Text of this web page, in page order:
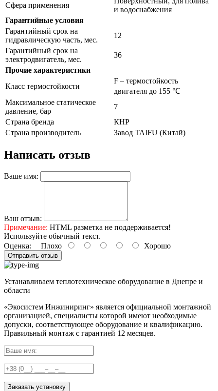
Сфера применения
и водоснабжения
Гарантийные условия
Гарантийный срок на
гидравлическую часть, мес.
12
Гарантийный срок на
электродвигатель, мес.
36
Прочие характеристики
Класс термостойкости
F – термостойкость
двигателя до 155 ℃
Максимальное статическое
давление, бар
7
Страна бренда
КНР
Страна производитель
Завод TAIFU (Китай)
Написать отзыв
Ваше имя:
Ваш отзыв:
Примечание: HTML разметка не поддерживается!
Используйте обычный текст.
Оценка: Плохо Хорошо
Отправить отзыв
Устанавливаем теплотехническое оборудование в Днепре и
области
«Экосистем Инжиниринг» является официальной монтажной
организацией, специалисты которой имеют необходимые
допуски, соответствующее оборудование и квалификацию.
Правильный монтаж с гарантией 12 месяцев.
Заказать установку